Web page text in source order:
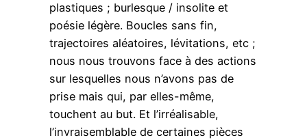
plastiques ; burlesque / insolite et
poésie légère. Boucles sans fin,
trajectoires aléatoires, lévitations, etc ;
nous nous trouvons face à des actions
sur lesquelles nous n’avons pas de
prise mais qui, par elles-même,
touchent au but. Et l’irréalisable,
l’invraisemblable de certaines pièces